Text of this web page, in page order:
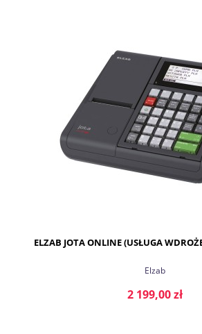
ELZAB JOTA ONLINE (USŁUGA
Elzab
2 199,00 zł